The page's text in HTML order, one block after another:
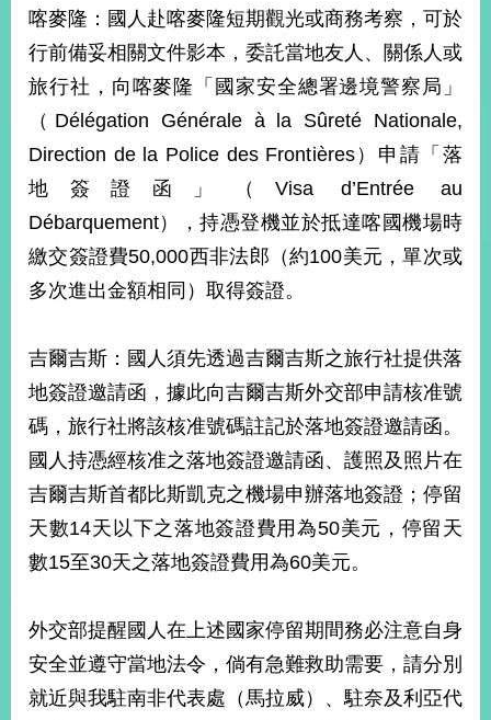
交
資
訊
國
與
地
國
際
傳
政
府
資
訊
公
開
民
本
部
相
喀麥隆：國人赴喀麥隆短期觀光或商務考察，可於
行前備妥相關文件影本，委託當地友人、關係人或
旅行社，向喀麥隆「國家安全總署邊境警察局」
（Délégation Générale à la Sûreté Nationale,
Direction de la Police des Frontières）申請「落
地簽證函」（Visa d’Entrée au
Débarquement），持憑登機並於抵達喀國機場時
繳交簽證費50,000西非法郎（約100美元，單次或
多次進出金額相同）取得簽證。
吉爾吉斯：國人須先透過吉爾吉斯之旅行社提供落
地簽證邀請函，據此向吉爾吉斯外交部申請核准號
碼，旅行社將該核准號碼註記於落地簽證邀請函。
國人持憑經核准之落地簽證邀請函、護照及照片在
吉爾吉斯首都比斯凱克之機場申辦落地簽證；停留
天數14天以下之落地簽證費用為50美元，停留天
數15至30天之落地簽證費用為60美元。
外交部提醒國人在上述國家停留期間務必注意自身
安全並遵守當地法令，倘有急難救助需要，請分別
就近與我駐南非代表處（馬拉威）、駐奈及利亞代